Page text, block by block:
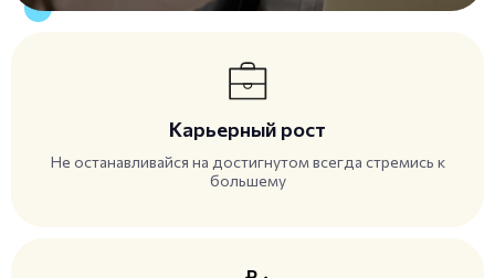
Карьерный рост
Не останавливайся на достигнутом всегда стремись к
большему